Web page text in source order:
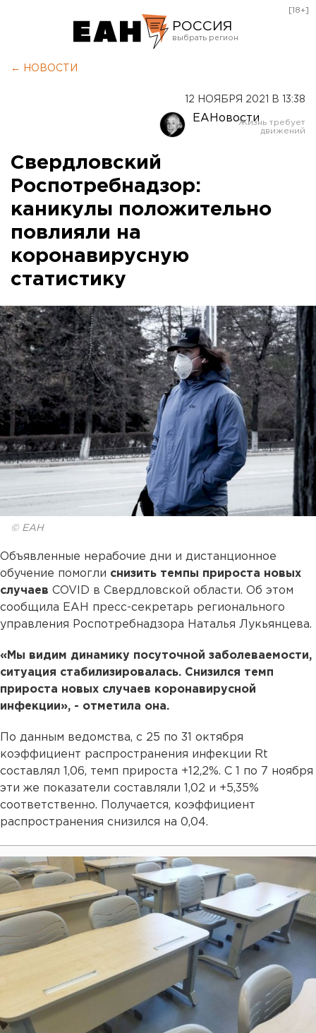
РОССИЯ
Оренбург
[18+]
← НОВОСТИ
12 НОЯБРЯ 2021 В 13:38
ЕАНовости
Свердловский
Роспотребнадзор:
каникулы положительно
повлияли на
коронавирусную
статистику
© ЕАН
Объявленные нерабочие дни и дистанционное
обучение помогли снизить темпы прироста новых
случаев COVID в Свердловской области. Об этом
сообщила ЕАН пресс-секретарь регионального
управления Роспотребнадзора Наталья Лукьянцева.
«Мы видим динамику посуточной заболеваемости,
ситуация стабилизировалась. Снизился темп
прироста новых случаев коронавирусной
инфекции», - отметила она.
По данным ведомства, с 25 по 31 октября
коэффициент распространения инфекции Rt
составлял 1,06, темп прироста +12,2%. С 1 по 7 ноября
эти же показатели составляли 1,02 и +5,35%
соответственно. Получается, коэффициент
распространения снизился на 0,04.